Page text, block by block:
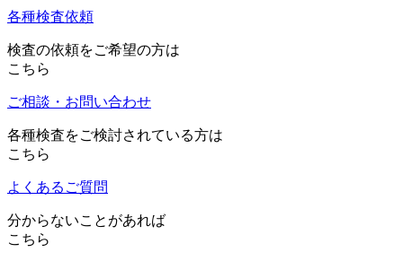
各種検査依頼
検査の依頼をご希望の方は
こちら
ご相談・お問い合わせ
各種検査をご検討されている方は
こちら
よくあるご質問
分からないことがあれば
こちら